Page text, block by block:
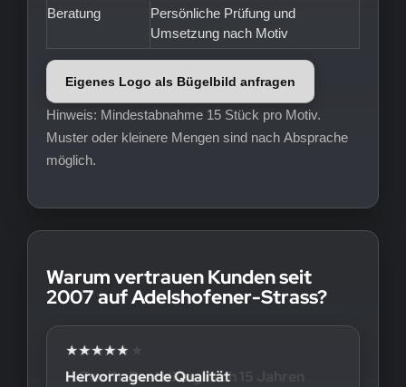
Beratung
Persönliche Prüfung und
Umsetzung nach Motiv
Eigenes Logo als Bügelbild anfragen
Hinweis: Mindestabnahme 15 Stück pro Motiv.
Muster oder kleinere Mengen sind nach Absprache
möglich.
Warum vertrauen Kunden seit
2007 auf Adelshofener-Strass?
★★★★★
Hervorragende Qualität